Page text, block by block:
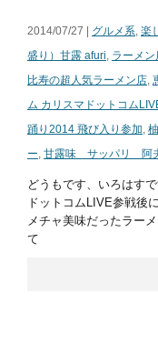
2014/07/27 | グルメ系, 楽
盛り）甘露 afuri, ラーメン
比寿の超人気ラーメン店,
ム カリスマドットコム
踊り2014 飛び入り参加,
ー, 甘露味 サッパリ 阿
どうもです、いろはす
ドットコムLIVE参戦後
メチャ美味だったラー
て